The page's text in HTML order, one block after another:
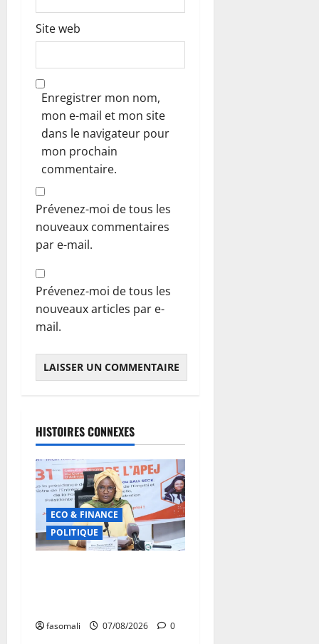
Site web
Enregistrer mon nom,
mon e-mail et mon site
dans le navigateur pour
mon prochain
commentaire.
Prévenez-moi de tous les
nouveaux commentaires
par e-mail.
Prévenez-moi de tous les
nouveaux articles par e-
mail.
HISTOIRES CONNEXES
ECO & FINANCE
POLITIQUE
fasomali 07/08/2026 0